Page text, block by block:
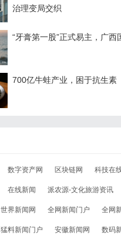
治理变局交织
“牙膏第一股”正式易主，广
700亿牛蛙产业，困于抗生素
数字资产网 区块链网 科技在
在线新闻 派农源-文化旅游资讯
世界新闻网 全网新闻门户 全网
猛料新闻门户 安徽新闻网 数码